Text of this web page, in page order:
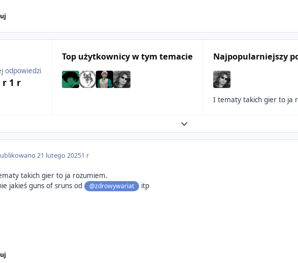
odpowiedzi
r 1 r
Top użytkownicy w tym temacie Najpopularniejszy
Expand topic overview
21 lutego 20251 r
takich gier to ja rozumiem.
jakieś guns of sruns od @zdrowywariat itp